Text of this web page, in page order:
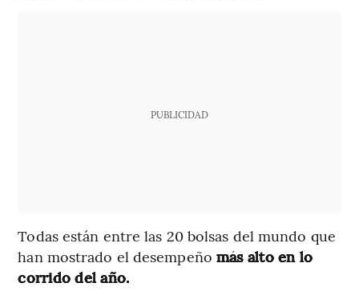
PUBLICIDAD
Todas están entre las 20 bolsas del mundo que
han mostrado el desempeño más alto en lo
corrido del año.